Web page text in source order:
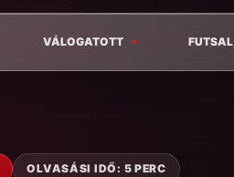
VÁLOGATOTT FUTSAL
OLVASÁSI IDŐ: 5 PERC